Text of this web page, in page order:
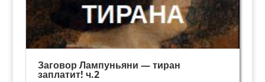
Заговор Лампуньяни — тиран
заплатит! ч.2